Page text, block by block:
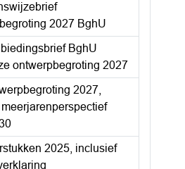
2027 BghU
BghU
ontwerpbegroting 2027
2027,
2025, inclusief